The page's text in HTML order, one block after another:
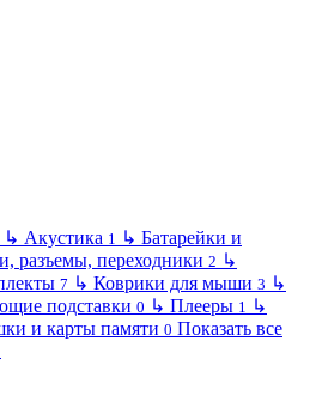
↳ Акустика 1 ↳ Батарейки и
разъемы, переходники 2 ↳
7 ↳ Коврики для мыши 3 ↳
подставки 0 ↳ Плееры 1 ↳
и карты памяти 0 Показать все